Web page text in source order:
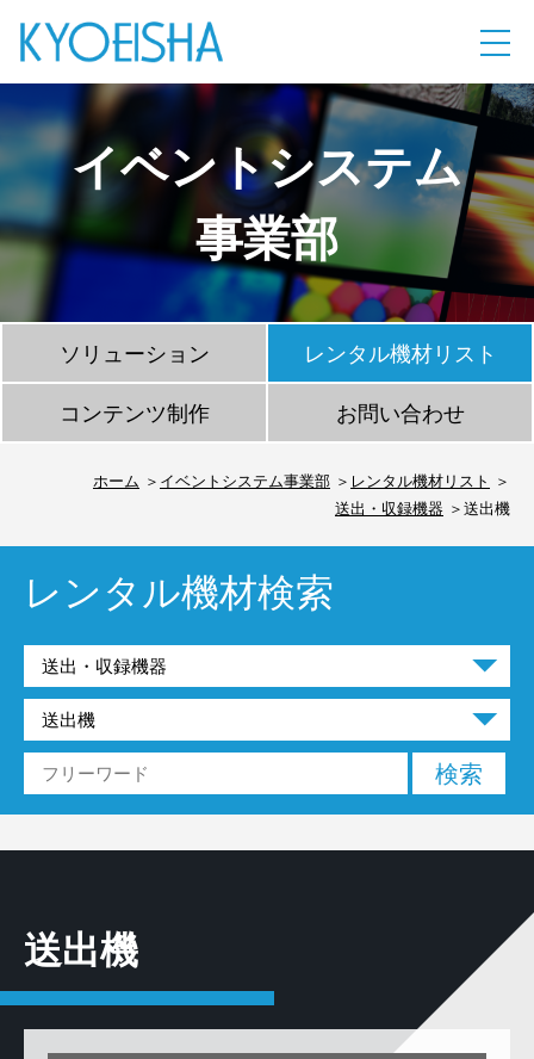
イベントシステム
事業部
ソリューション レンタル機材リスト
コンテンツ制作 お問い合わせ
ホーム イベントシステム事業部
レンタル機材リスト
送出・収録機器
送出機
レンタル機材検索
送出機